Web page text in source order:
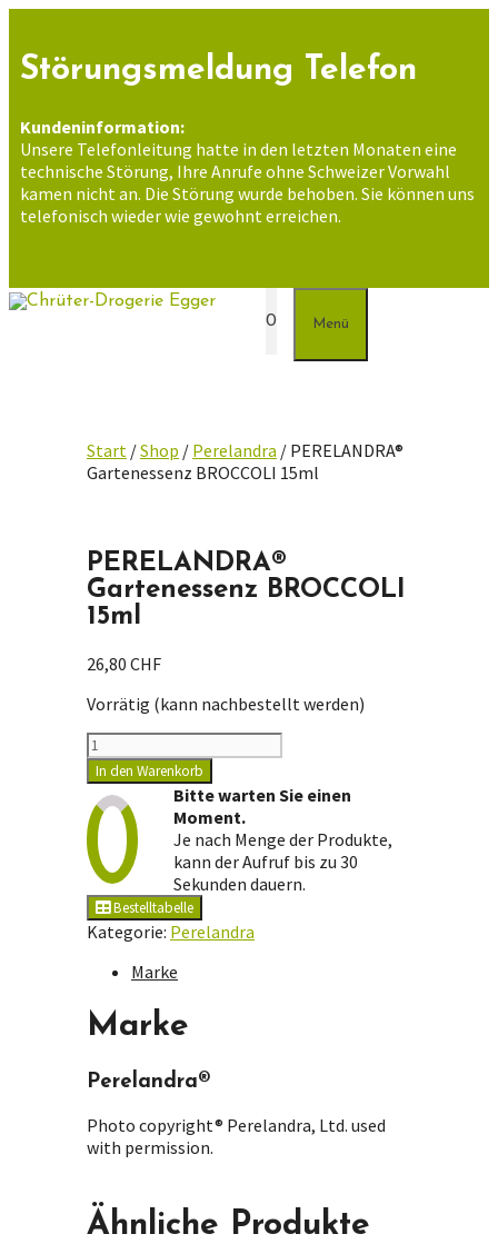
springen
Störungsmeldung Telefon
Kundeninformation:
Unsere Telefonleitung hatte in den letzten Monaten eine
technische Störung, Ihre Anrufe ohne Schweizer Vorwahl
kamen nicht an. Die Störung wurde behoben. Sie können uns
telefonisch wieder wie gewohnt erreichen.
0 Menü
Start /Shop / Perelandra / PERELANDRA®
Gartenessenz BROCCOLI 15ml
PERELANDRA®
Gartenessenz BROCCOLI
15ml
26,80 CHF
Vorrätig (kann nachbestellt werden)
PERELANDRA®
Gartenessenz
BROCCOLI
15ml
Menge
In den Warenkorb
Bitte warten Sie einen
Moment.
Je nach Menge der Produkte,
kann der Aufruf bis zu 30
Sekunden dauern.
Bestelltabelle
Kategorie: Perelandra
Marke
Marke
Perelandra®
Photo copyright® Perelandra, Ltd. used
with permission.
Ähnliche Produkte